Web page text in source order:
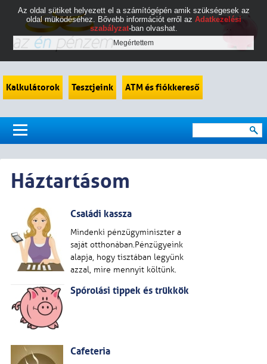
Kalkulátorok Tesztjeink ATM és fiókkereső
Háztartásom
Családi kassza
Mindenki pénzügyminiszter a
saját otthonában.Pénzügyeink
alapja, hogy tisztában legyünk
azzal, mire mennyit költünk.
Spórolási tippek és trükkök
Cafeteria
Az oldal sütiket helyezett el a számítógépén amik szükségesek az
oldal müködéséhez. Bővebb információt erről az Adatkezelési
szabályzat-ban olvashat.